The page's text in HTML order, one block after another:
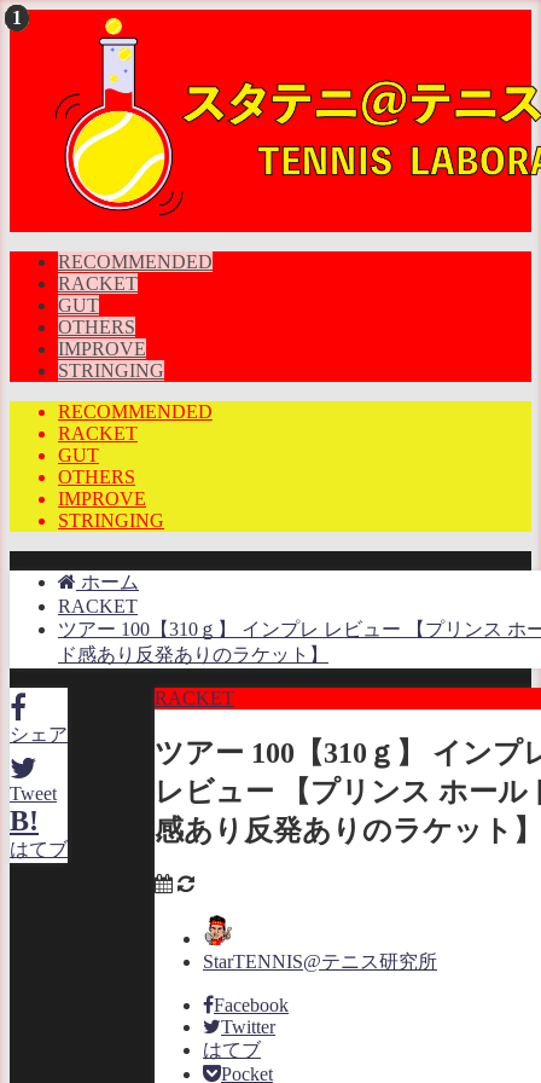
RECOMMENDED
RACKET
GUT
OTHERS
IMPROVE
STRINGING
RECOMMENDED
RACKET
GUT
OTHERS
IMPROVE
STRINGING
ホーム
RACKET
ツアー 100【310ｇ】 インプレ レビュー 【プリンス ホ
ド感あり反発ありのラケット】
シェア
Tweet
B!
はてブ
RACKET
ツアー 100【310ｇ】 インプ
レビュー 【プリンス ホール
感あり反発ありのラケット】
StarTENNIS@テニス研究所
Facebook
Twitter
はてブ
Pocket